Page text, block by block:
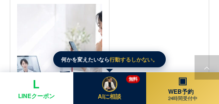
イソトレチノインのオンラ
何かを変えたいなら行動するしかない。
L
LINEクーポン AIに相談
無料 ▣
WEB予約
24時間受付中